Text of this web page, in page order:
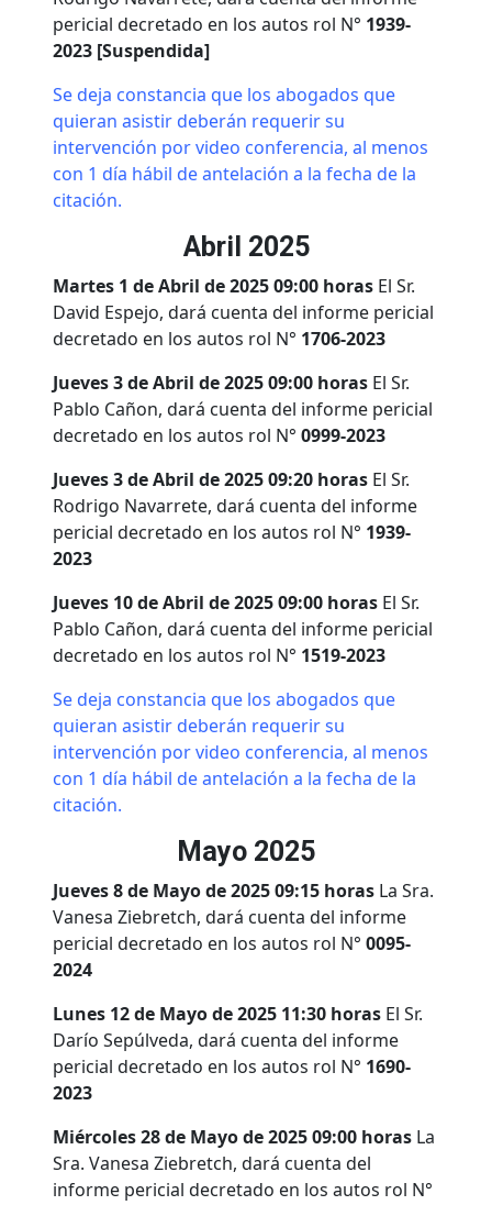
pericial decretado en los autos rol N° 1939-
2023 [Suspendida]
Se deja constancia que los abogados que
quieran asistir deberán requerir su
intervención por video conferencia, al menos
con 1 día hábil de antelación a la fecha de la
citación.
Abril 2025
Martes 1 de Abril de 2025 09:00 horas El Sr.
David Espejo, dará cuenta del informe pericial
decretado en los autos rol N° 1706-2023
Jueves 3 de Abril de 2025 09:00 horas El Sr.
Pablo Cañon, dará cuenta del informe pericial
decretado en los autos rol N° 0999-2023
Jueves 3 de Abril de 2025 09:20 horas El Sr.
Rodrigo Navarrete, dará cuenta del informe
pericial decretado en los autos rol N° 1939-
2023
Jueves 10 de Abril de 2025 09:00 horas El Sr.
Pablo Cañon, dará cuenta del informe pericial
decretado en los autos rol N° 1519-2023
Se deja constancia que los abogados que
quieran asistir deberán requerir su
intervención por video conferencia, al menos
con 1 día hábil de antelación a la fecha de la
citación.
Mayo 2025
Jueves 8 de Mayo de 2025 09:15 horas La Sra.
Vanesa Ziebretch, dará cuenta del informe
pericial decretado en los autos rol N° 0095-
2024
Lunes 12 de Mayo de 2025 11:30 horas El Sr.
Darío Sepúlveda, dará cuenta del informe
pericial decretado en los autos rol N° 1690-
2023
Miércoles 28 de Mayo de 2025 09:00 horas La
Sra. Vanesa Ziebretch, dará cuenta del
informe pericial decretado en los autos rol N°